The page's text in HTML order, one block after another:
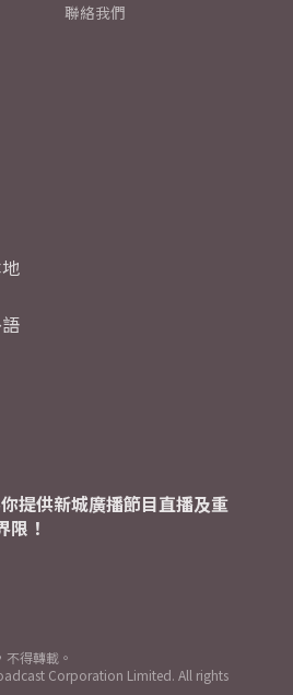
聯絡我們
提供新城廣播節目直播及重
限！
得轉載。
Corporation Limited. All rights